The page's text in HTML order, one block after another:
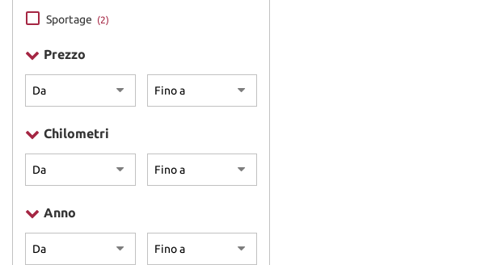
Sportage (2)
Prezzo
Chilometri
Anno